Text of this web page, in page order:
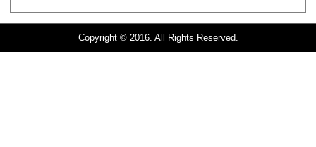
Copyright © 2016. All Rights Reserved.